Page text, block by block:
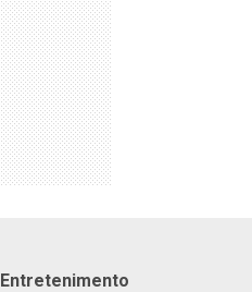
Entretenimento